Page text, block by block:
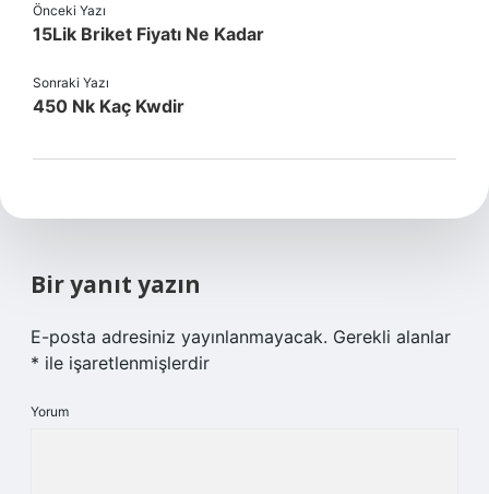
Önceki Yazı
15Lik Briket Fiyatı Ne Kadar
Sonraki Yazı
450 Nk Kaç Kwdir
Bir yanıt yazın
E-posta adresiniz yayınlanmayacak. Gerekli alanlar
* ile işaretlenmişlerdir
Yorum